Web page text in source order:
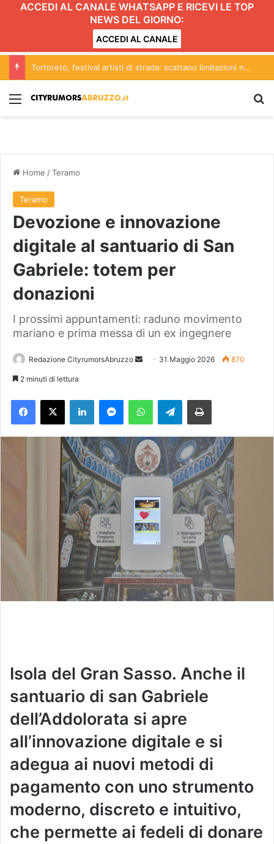
ACCEDI AL CANALE WHATSAPP E RICEVI LE TOP
NEWS DEL GIORNO:
ACCEDI AL CANALE
Tortoreto, festival artisti di strada: scattano limitazioni nella zona centrale del lungomare
Menu
Home /Teramo
Teramo
Devozione e innovazione
digitale al santuario di San
Gabriele: totem per
donazioni
I prossimi appuntamenti: raduno movimento
mariano e prima messa di un ex ingegnere
Redazione CityrumorsAbruzzo
a
n
'
e
a
i
l
31 Maggio 2026 870
2 minuti di lettura
Telegram
Isola del Gran Sasso. Anche il
santuario di san Gabriele
dell’Addolorata si apre
all’innovazione digitale e si
adegua ai nuovi metodi di
pagamento con uno strumento
moderno, discreto e intuitivo,
che permette ai fedeli di donare